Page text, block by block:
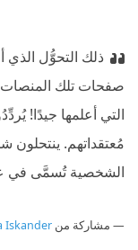
ذلك التحوُّل الذي
صفحات تلك
التي أعلمها جيدًا!
مُعتقداتهم. ينتحلون
الشخصية تُسمَّى في
مشاركة من Iskander